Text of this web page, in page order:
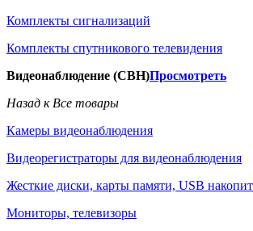
Комплекты сигнализаций
Комплекты спутникового телевидения
Видеонаблюдение (СВН)Просмотреть
Назад к Все товары
Камеры видеонаблюдения
Видеорегистраторы для видеонаблюдения
Жесткие диски, карты памяти, USB
Мониторы, телевизоры